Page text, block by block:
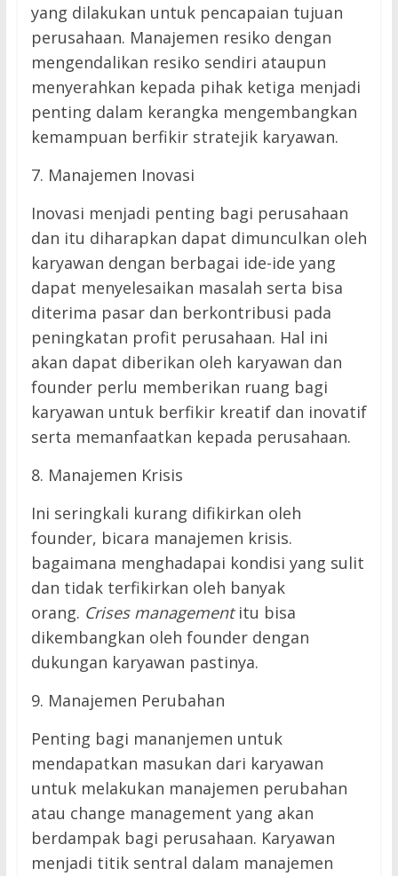
yang dilakukan untuk pencapaian tujuan
perusahaan. Manajemen resiko dengan
mengendalikan resiko sendiri ataupun
menyerahkan kepada pihak ketiga menjadi
penting dalam kerangka mengembangkan
kemampuan berfikir stratejik karyawan.
7. Manajemen Inovasi
Inovasi menjadi penting bagi perusahaan
dan itu diharapkan dapat dimunculkan oleh
karyawan dengan berbagai ide-ide yang
dapat menyelesaikan masalah serta bisa
diterima pasar dan berkontribusi pada
peningkatan profit perusahaan. Hal ini
akan dapat diberikan oleh karyawan dan
founder perlu memberikan ruang bagi
karyawan untuk berfikir kreatif dan inovatif
serta memanfaatkan kepada perusahaan.
8. Manajemen Krisis
Ini seringkali kurang difikirkan oleh
founder, bicara manajemen krisis.
bagaimana menghadapai kondisi yang sulit
dan tidak terfikirkan oleh banyak
orang. Crises managementitu bisa
dikembangkan oleh founder dengan
dukungan karyawan pastinya.
9. Manajemen Perubahan
Penting bagi mananjemen untuk
mendapatkan masukan dari karyawan
untuk melakukan manajemen perubahan
atau change management yang akan
berdampak bagi perusahaan. Karyawan
menjadi titik sentral dalam manajemen